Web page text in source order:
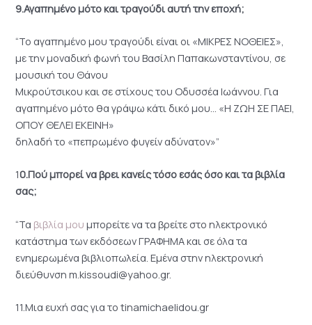
9.Αγαπημένο μότο και τραγούδι αυτή την εποχή;
“Το αγαπημένο μου τραγούδι είναι οι «ΜΙΚΡΕΣ ΝΟΘΕΙΕΣ»,
με την μοναδική φωνή του Βασίλη Παπακωνσταντίνου, σε
μουσική του Θάνου
Μικρούτσικου και σε στίχους του Οδυσσέα Ιωάννου. Για
αγαπημένο μότο θα γράψω κάτι δικό μου… «Η ΖΩΗ ΣΕ ΠΑΕΙ,
ΟΠΟΥ ΘΕΛΕΙ ΕΚΕΙΝΗ»
δηλαδή το «πεπρωμένο φυγείν αδύνατον»”
10.Πού μπορεί να βρει κανείς τόσο εσάς όσο και τα βιβλία
σας;
“Τα βιβλία μου μπορείτε να τα βρείτε στο ηλεκτρονικό
κατάστημα των εκδόσεων ΓΡΑΦΗΜΑ και σε όλα τα
ενημερωμένα βιβλιοπωλεία. Εμένα στην ηλεκτρονική
διεύθυνση m.kissoudi@yahoo.gr.
11.Μια ευχή σας για το tinamichaelidou.gr